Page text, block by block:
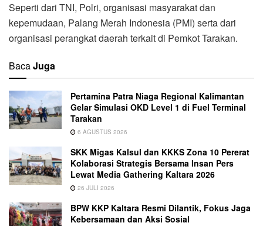
Seperti dari TNI, Polri, organisasi masyarakat dan
kepemudaan, Palang Merah Indonesia (PMI) serta dari
organisasi perangkat daerah terkait di Pemkot Tarakan.
BacaJuga
Pertamina Patra Niaga Regional Kalimantan
Gelar Simulasi OKD Level 1 di Fuel Terminal
Tarakan
6 AGUSTUS 2026
SKK Migas Kalsul dan KKKS Zona 10 Pererat
Kolaborasi Strategis Bersama Insan Pers
Lewat Media Gathering Kaltara 2026
26 JULI 2026
BPW KKP Kaltara Resmi Dilantik, Fokus Jaga
Kebersamaan dan Aksi Sosial